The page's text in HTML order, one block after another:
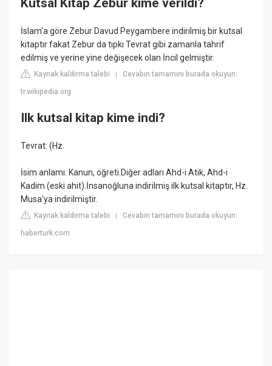
Kutsal Kitap Zebur kime verildi?
İslam'a göre Zebur Davud Peygambere indirilmiş bir kutsal
kitaptır fakat Zebur da tıpkı Tevrat gibi zamanla tahrif
edilmiş ve yerine yine değişecek olan İncil gelmiştir.
Kaynak kaldırma talebi |Cevabın tamamını burada okuyun:
tr.wikipedia.org
Ilk kutsal kitap kime indi?
Tevrat: (Hz.
İsim anlamı: Kanun, öğreti.Diğer adları Ahd-i Atik, Ahd-i
Kadim (eski ahit).İnsanoğluna indirilmiş ilk kutsal kitaptır, Hz.
Musa'ya indirilmiştir.
Kaynak kaldırma talebi |Cevabın tamamını burada okuyun:
haberturk.com